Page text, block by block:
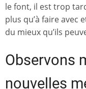
le font, il est trop
plus qu’à faire avec
du mieux qu’ils
Observons
nouvelles